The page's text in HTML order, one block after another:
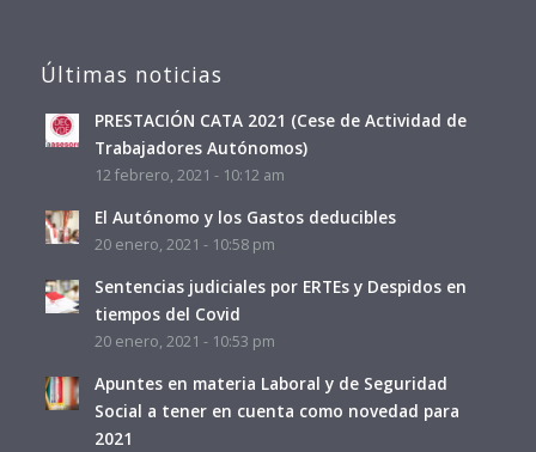
Últimas noticias
PRESTACIÓN CATA 2021 (Cese de Actividad de
Trabajadores Autónomos)
12 febrero, 2021 - 10:12 am
El Autónomo y los Gastos deducibles
20 enero, 2021 - 10:58 pm
Sentencias judiciales por ERTEs y Despidos en
tiempos del Covid
20 enero, 2021 - 10:53 pm
Apuntes en materia Laboral y de Seguridad
Social a tener en cuenta como novedad para
2021